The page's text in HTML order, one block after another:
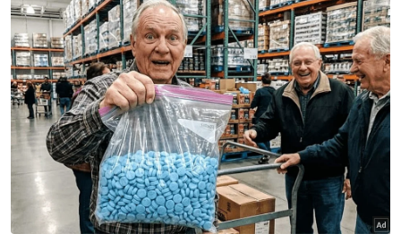
tepi jalan di mana sisa dibuang terus ke
longkang.
"Saya pernah masuk ke dalam dapur satu
warung yang mengambil tapak sepanjang
lorong belakang jalan di Jalan Sultan. Amat
jijik dan ada juga tempatkan pekerja warga
asing tinggal dalam struktur bersaiz kandang.
Artikel Berkaitan: